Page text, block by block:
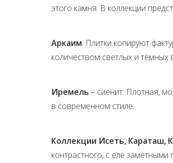
этого камня. В коллекции
Аркаим. Плитки копируют
количеством светлых и темных
Иремель – сиенит. Плотная,
в современном стиле.
Коллекции Исеть, Караташ,
контрастного, с еле